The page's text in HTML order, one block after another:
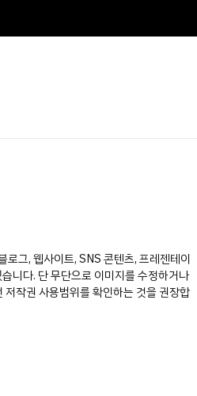
로그, 웹사이트, SNS 콘텐츠, 프레젠테이
니다. 단무단으로 이미지를 수정하거나
작권 사용범위를 확인하는 것을 권장합